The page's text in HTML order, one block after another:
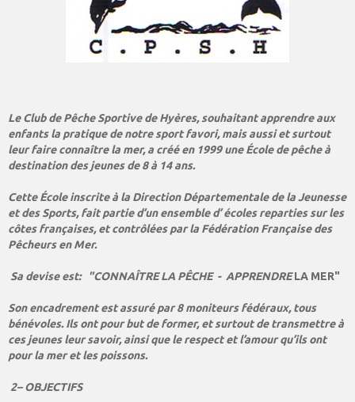
Le Club de Pêche Sportive de Hyères, souhaitant apprendre aux
enfants la pratique de notre sport favori, mais aussi et surtout
leur faire connaître la mer, a créé en 1999 une École de pêche à
destination des jeunes de 8 à 14 ans.
Cette École inscrite à la Direction Départementale de la Jeunesse
et des Sports, fait partie d’un ensemble d’ écoles reparties sur les
côtes françaises, et contrôlées par la Fédération Française des
Pêcheurs en Mer.
Sa devise est: "CONNAÎTRE LA PÊCHE - APPRENDRELA MER"
Son encadrement est assuré par 8 moniteurs fédéraux, tous
bénévoles. Ils ont pour but de former, et surtout de transmettre à
ces jeunes leur savoir, ainsi que le respect et l’amour qu’ils ont
pour la mer et les poissons.
2– OBJECTIFS